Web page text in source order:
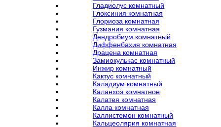
Гладиолус комнатный
Глоксиния комнатная
Глориоза комнатная
Гузмания комнатная
Дендробиум комнатный
Диффенбахия комнатная
Драцена комнатная
Замиокулькас комнатный
Инжир комнатный
Кактус комнатный
Каладиум комнатный
Каланхоэ комнатное
Калатея комнатная
Калла комнатная
Каллистемон комнатный
Кальцеолярия комнатная